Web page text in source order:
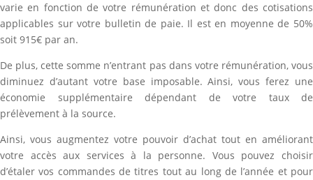
varie en fonction de votre rémunération et donc des cotisations
applicables sur votre bulletin de paie. Il est en moyenne de 50%
soit 915€ par an.
De plus, cette somme n’entrant pas dans votre rémunération, vous
diminuez d’autant votre base imposable. Ainsi, vous ferez une
économie supplémentaire dépendant de votre taux de
prélèvement à la source.
Ainsi, vous augmentez votre pouvoir d’achat tout en améliorant
votre accès aux services à la personne. Vous pouvez choisir
d’étaler vos commandes de titres tout au long de l’année et pour